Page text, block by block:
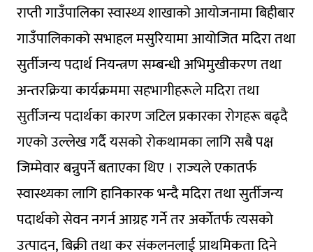
राप्ती गाउँपालिका स्वास्थ्य शाखाको आयोजनामा बिहीबार
गाउँपालिकाको सभाहल मसुरियामा आयोजित मदिरा तथा
सुर्तीजन्य पदार्थ नियन्त्रण सम्बन्धी अभिमुखीकरण तथा
अन्तरक्रिया कार्यक्रममा सहभागीहरूले मदिरा तथा
सुर्तीजन्य पदार्थका कारण जटिल प्रकारका रोगहरू बढ्दै
गएको उल्लेख गर्दै यसको रोकथामका लागि सबै पक्ष
जिम्मेवार बन्नुपर्ने बताएका थिए । राज्यले एकातर्फ
स्वास्थ्यका लागि हानिकारक भन्दै मदिरा तथा सुर्तीजन्य
पदार्थको सेवन नगर्न आग्रह गर्ने तर अर्कोतर्फ त्यसको
उत्पादन, बिक्री तथा कर संकलनलाई प्राथमिकता दिने